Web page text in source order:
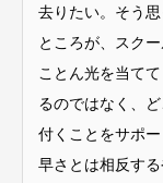
去りたい。そう思
ところが、スク
ことん光を当て
るのではなく、
付くことをサポ
早さとは相反す